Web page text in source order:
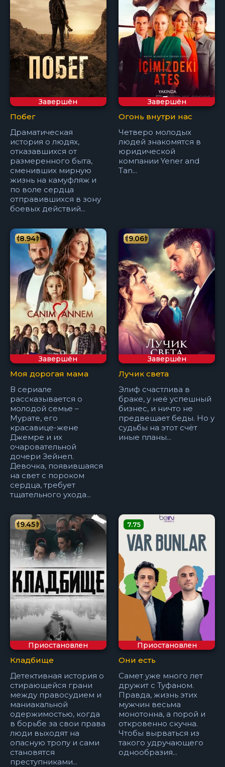
Завершён
Побег
Драматическая
история о людях,
отказавшихся от
размеренного быта,
сменивших мирную
жизнь на камуфляж и
по воле сердца
отправившихся в зону
боевых действий...
Завершён
Огонь внутри нас
Четверо молодых
людей знакомятся в
юридической
компании Yener and
Tan...
Завершён
8.94
Моя дорогая мама
В сериале
рассказывается о
молодой семье –
Мурате, его
красавице-жене
Джемре и их
очаровательной
дочери Зейнеп.
Девочка, появившаяся
на свет с пороком
сердца, требует
тщательного ухода...
Завершён
9.06
Лучик света
Элиф счастлива в
браке, у неё успешный
бизнес, и ничто не
предвещает беды. Но у
судьбы на этот счёт
иные планы...
Приостановлен
9.45
Кладбище
Детективная история о
стирающейся грани
между правосудием и
маниакальной
одержимостью, когда
в борьбе за свои права
люди выходят на
опасную тропу и сами
становятся
преступниками...
Приостановлен
7.75
Они есть
Самет уже много лет
дружит с Туфаном.
Правда, жизнь этих
мужчин весьма
монотонна, а порой и
откровенно скучна.
Чтобы вырваться из
такого удручающего
однообразия...